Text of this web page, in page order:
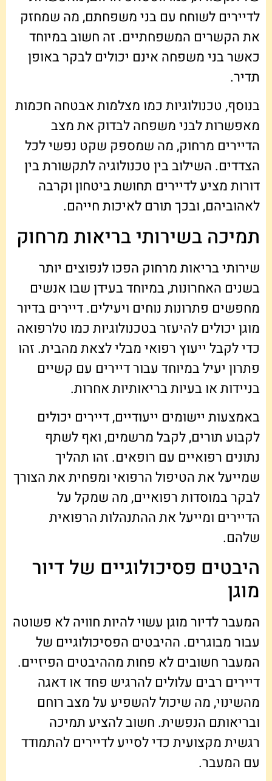
לדיירים לשוחח עם בני משפחתם, מה שמחזק
את הקשרים המשפחתיים. זה חשוב במיוחד
כאשר בני משפחה אינם יכולים לבקר באופן
תדיר.
בנוסף, טכנולוגיות כמו מצלמות אבטחה חכמות
מאפשרות לבני משפחה לבדוק את מצב
הדיירים מרחוק, מה שמספק שקט נפשי לכל
הצדדים. השילוב בין טכנולוגיה לתקשורת בין
דורות מציע לדיירים תחושת ביטחון וקרבה
לאהוביהם, ובכך תורם לאיכות חייהם.
תמיכה בשירותי בריאות מרחוק
שירותי בריאות מרחוק הפכו לנפוצים יותר
בשנים האחרונות, במיוחד בעידן שבו אנשים
מחפשים פתרונות נוחים ויעילים. דיירים בדיור
מוגן יכולים להיעזר בטכנולוגיות כמו טלרפואה
כדי לקבל ייעוץ רפואי מבלי לצאת מהבית. זהו
פתרון יעיל במיוחד עבור דיירים עם קשיים
בניידות או בעיות בריאותיות אחרות.
באמצעות יישומים ייעודיים, דיירים יכולים
לקבוע תורים, לקבל מרשמים, ואף לשתף
נתונים רפואיים עם רופאים. זהו תהליך
שמייעל את הטיפול הרפואי ומפחית את הצורך
לבקר במוסדות רפואיים, מה שמקל על
הדיירים ומייעל את ההתנהלות הרפואית
שלהם.
היבטים פסיכולוגיים של דיור
מוגן
המעבר לדיור מוגן עשוי להיות חוויה לא פשוטה
עבור מבוגרים. ההיבטים הפסיכולוגיים של
המעבר חשובים לא פחות מההיבטים הפיזיים.
דיירים רבים עלולים להרגיש פחד או דאגה
מהשינוי, מה שיכול להשפיע על מצב רוחם
ובריאותם הנפשית. חשוב להציע תמיכה
רגשית מקצועית כדי לסייע לדיירים להתמודד
עם המעבר.